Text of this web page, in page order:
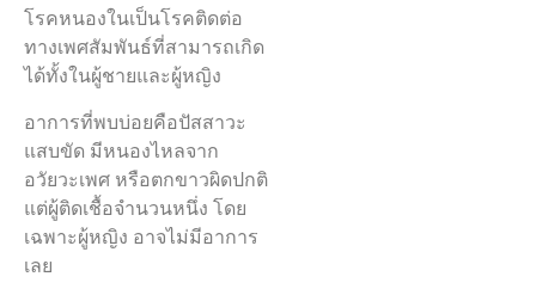
โรคหนองในเป็นโรคติดต่อ
ทางเพศสัมพันธ์ที่สามารถเกิด
ได้ทั้งในผู้ชายและผู้หญิง
อาการที่พบบ่อยคือปัสสาวะ
แสบขัด มีหนองไหลจาก
อวัยวะเพศ หรือตกขาวผิดปกติ
แต่ผู้ติดเชื้อจำนวนหนึ่ง โดย
เฉพาะผู้หญิง อาจไม่มีอาการ
เลย